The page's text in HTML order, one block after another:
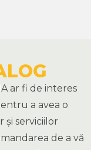
ar fi de interes
a avea o
și serviciilor
de a vă